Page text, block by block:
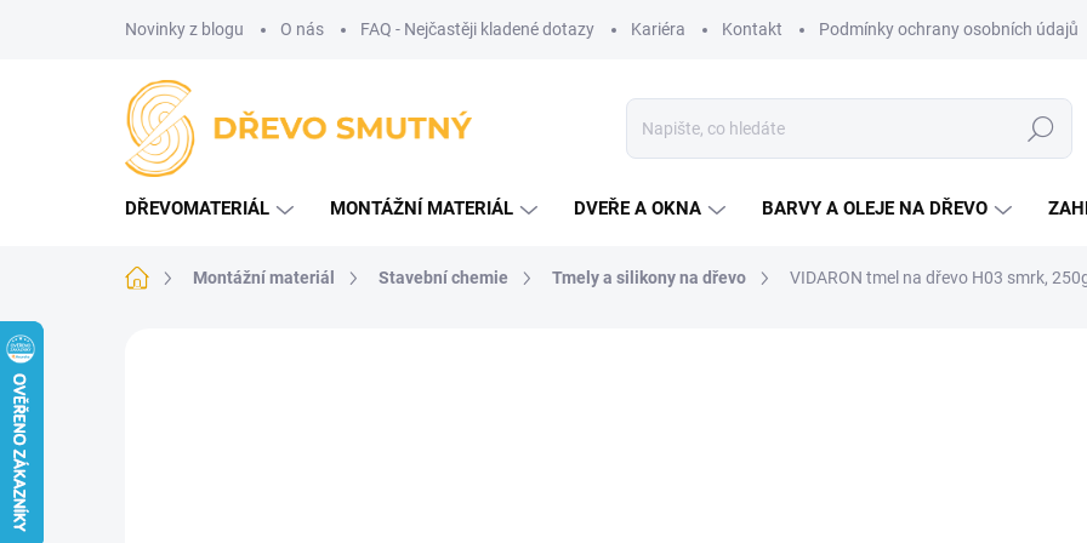
Novinky z blogu O nás FAQ - Nejčastěji kladené dotazy Kariéra Kontakt Podmínky ochrany osobních údajů
Hledat
DŘEVOMATERIÁL MONTÁŽNÍ MATERIÁL DVEŘE A OKNA BARVY A OLEJE NA DŘEVO
Domů Montážní materiál Stavební chemie Tmely a silikony na dřevo VIDARON tmel na dřevo H03 smrk,